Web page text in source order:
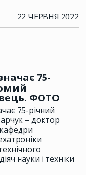
22 ЧЕРВНЯ 2022
75-
ФОТО
75-річний
– доктор
науки і техніки